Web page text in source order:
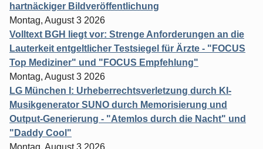
hartnäckiger Bildveröffentlichung
Montag, August 3 2026
Volltext BGH liegt vor: Strenge Anforderungen an die
Lauterkeit entgeltlicher Testsiegel für Ärzte - "FOCUS
Top Mediziner" und "FOCUS Empfehlung"
Montag, August 3 2026
LG München I: Urheberrechtsverletzung durch KI-
Musikgenerator SUNO durch Memorisierung und
Output-Generierung - "Atemlos durch die Nacht" und
"Daddy Cool"
Montag, August 3 2026